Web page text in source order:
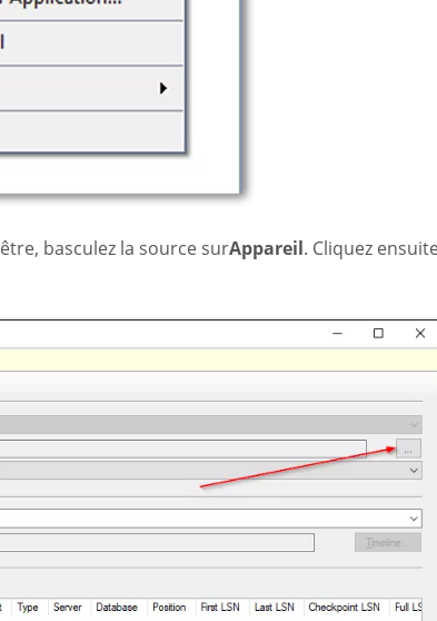
basculez la source surAppareil. Cliquez